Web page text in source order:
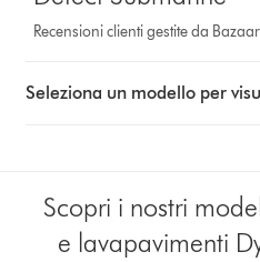
Recensioni clienti gestite da
a
list
to
show
Seleziona un modello per
Scopri i nostri
e lavapavimenti